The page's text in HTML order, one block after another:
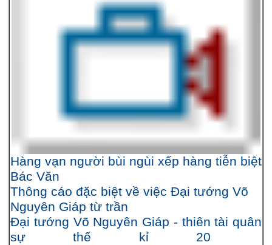
Hàng vạn người bùi ngùi xếp hàng tiễn biệt
Bác Văn
Thông cáo đặc biệt về việc Đại tướng Võ
Nguyên Giáp từ trần
Đại tướng Võ Nguyên Giáp - thiên tài quân
sự thế kỉ 20